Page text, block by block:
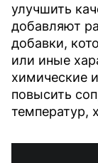
улучшить
добавляют
добавки,
или иные
химические
повысить
температур,